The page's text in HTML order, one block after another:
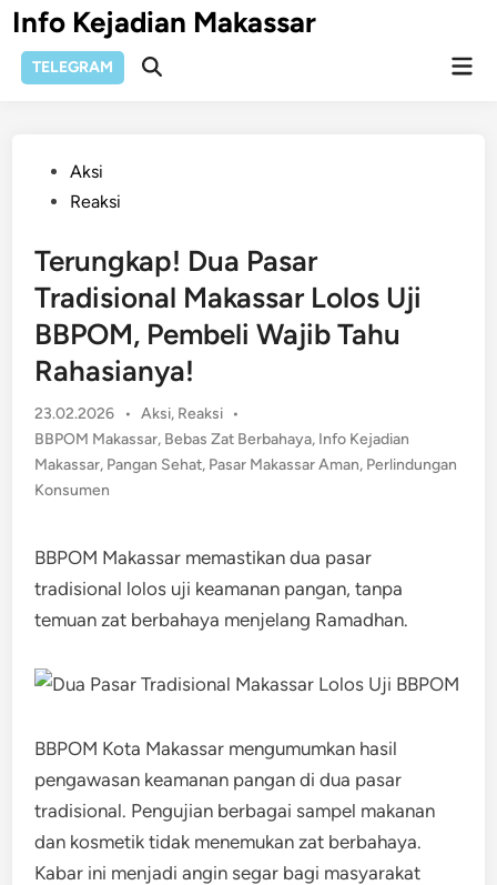
Skip
to
content
Info Kejadian Makassar
TELEGRAM
Open
PostedAksi
Reaksi
Terungkap! Dua Pasar
Tradisional Makassar Lolos Uji
BBPOM, Pembeli Wajib Tahu
Rahasianya!
23.02.2026 • Posted
in
Aksi, Reaksi •
BBPOM Makassar, Bebas Zat Berbahaya, Info Kejadian
Makassar, Pangan Sehat, Pasar Makassar Aman, Perlindungan
Konsumen
BBPOM Makassar memastikan dua pasar
tradisional lolos uji keamanan pangan, tanpa
temuan zat berbahaya menjelang Ramadhan.
BBPOM Kota Makassar mengumumkan hasil
pengawasan keamanan pangan di dua pasar
tradisional. Pengujian berbagai sampel makanan
dan kosmetik tidak menemukan zat berbahaya.
Kabar ini menjadi angin segar bagi masyarakat